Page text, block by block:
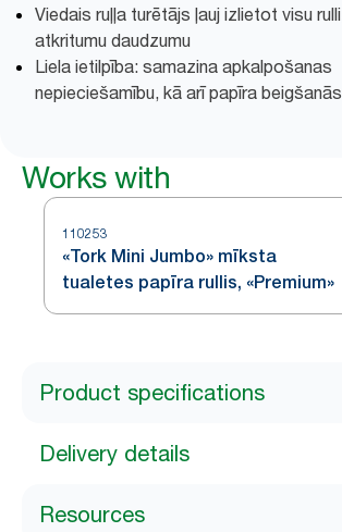
Viedais ruļļa turētājs ļauj izlietot visu
atkritumu daudzumu
Liela ietilpība: samazina apkalpošanas
nepieciešamību, kā arī papīra
Works with
110253
«Tork Mini Jumbo» mīksta
tualetes papīra rullis, «Premium»
Product specifications
Delivery details
Resources